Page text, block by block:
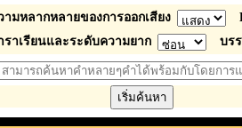
ามหลากหลายของการออกเสียง
ราเรียนและระดับความยาก
บร